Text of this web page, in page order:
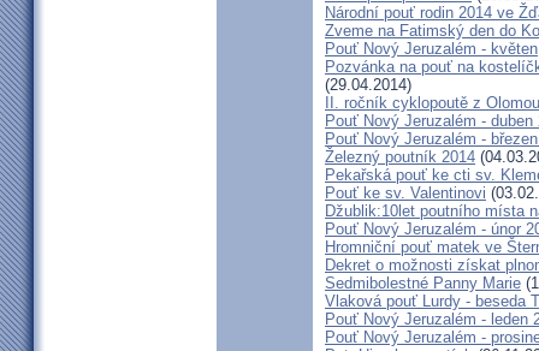
Národní pouť rodin 2014 ve
Zveme na Fatimský den do
Pouť Nový Jeruzalém - květen
Pozvánka na pouť na
(29.04.2014)
II. ročník cyklopoutě z
Pouť Nový Jeruzalém - duben
Pouť Nový Jeruzalém -
Železný poutník 2014
Pekařská pouť ke cti sv.
Pouť ke sv. Valentinovi
Džublik:10let poutního místa
Pouť Nový Jeruzalém - únor
Hromniční pouť matek ve
Dekret o možnosti získat
Sedmibolestné Panny Marie
Vlaková pouť Lurdy - beseda
Pouť Nový Jeruzalém - leden
Pouť Nový Jeruzalém -